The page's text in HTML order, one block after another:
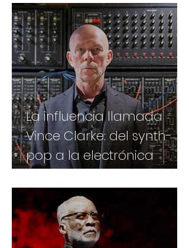
La influencia llamada
Vince Clarke: del synth-
pop a la electrónica
contemporánea